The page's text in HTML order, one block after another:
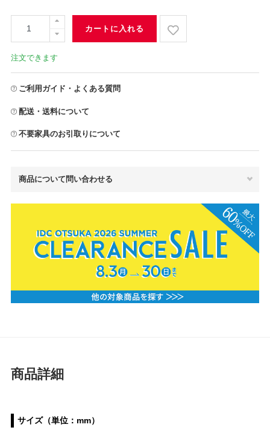
カートに入れる
注文できます
ご利用ガイド・よくある質問
配送・送料について
不要家具のお引取りについて
商品について問い合わせる
商品詳細
サイズ（単位：mm）